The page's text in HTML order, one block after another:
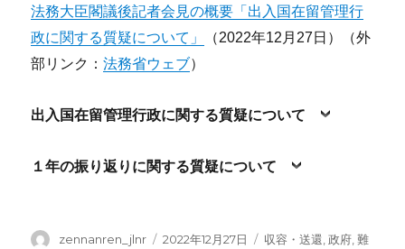
法務大臣閣議後記者会見の概要「出入国在留管理行
政に関する質疑について」
（2022年12月27日）（外
部リンク：法務省ウェブ）
出入国在留管理行政に関する質疑について
１年の振り返りに関する質疑について
投
zennanren_jlnr
投
2022年12月27日
カ
収容・送還 ,政府 ,難